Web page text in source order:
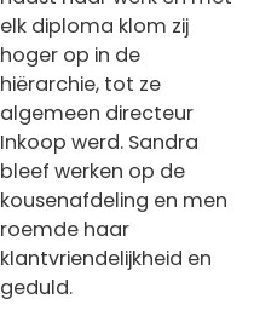
elk diploma klom zij
hoger op in de
hiërarchie, tot ze
algemeen directeur
Inkoop werd. Sandra
bleef werken op de
kousenafdeling en men
roemde haar
klantvriendelijkheid en
geduld.